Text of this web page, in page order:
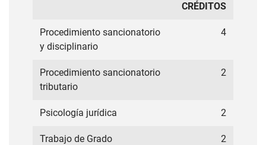
CRÉDITOS
Procedimiento sancionatorio
y disciplinario
4
Procedimiento sancionatorio
tributario
2
Psicología jurídica 2
Trabajo de Grado 2